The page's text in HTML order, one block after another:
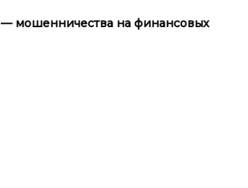
— мошенничества на финансовых